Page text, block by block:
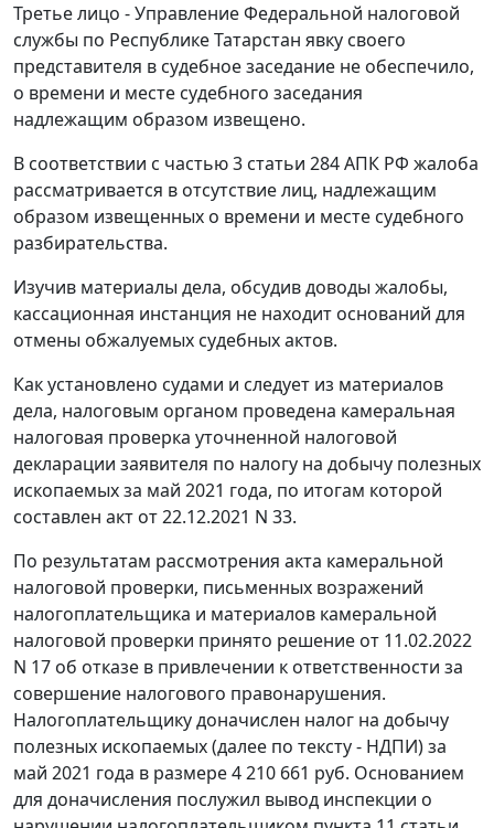
Третье лицо - Управление Федеральной налоговой
службы по Республике Татарстан явку своего
представителя в судебное заседание не обеспечило,
о времени и месте судебного заседания
надлежащим образом извещено.
В соответствии с частью 3 статьи 284 АПК РФ жалоба
рассматривается в отсутствие лиц, надлежащим
образом извещенных о времени и месте судебного
разбирательства.
Изучив материалы дела, обсудив доводы жалобы,
кассационная инстанция не находит оснований для
отмены обжалуемых судебных актов.
Как установлено судами и следует из материалов
дела, налоговым органом проведена камеральная
налоговая проверка уточненной налоговой
декларации заявителя по налогу на добычу полезных
ископаемых за май 2021 года, по итогам которой
составлен акт от 22.12.2021 N 33.
По результатам рассмотрения акта камеральной
налоговой проверки, письменных возражений
налогоплательщика и материалов камеральной
налоговой проверки принято решение от 11.02.2022
N 17 об отказе в привлечении к ответственности за
совершение налогового правонарушения.
Налогоплательщику доначислен налог на добычу
полезных ископаемых (далее по тексту - НДПИ) за
май 2021 года в размере 4 210 661 руб. Основанием
для доначисления послужил вывод инспекции о